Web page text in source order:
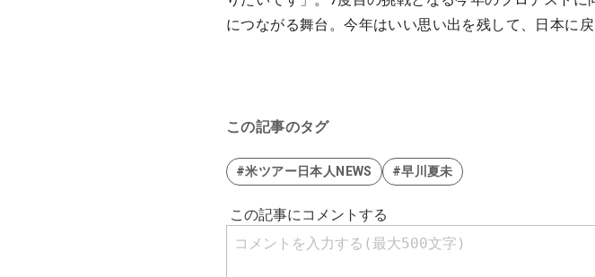
につながる舞台。今年はいい思い出を残して、日本に戻
この記事のタグ
#米ツアー日本人NEWS #早川夏未